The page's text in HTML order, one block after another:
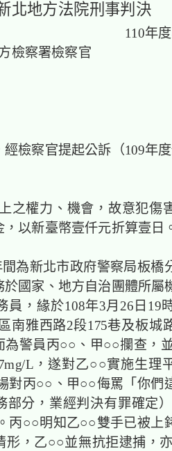
北地方法院刑事判決
110年
檢察署檢察官
經檢察官提起公訴（109年
之權力、機會，故意犯傷
以新臺幣壹仟元折算壹日
為新北市政府警察局板橋
於國家、地方自治團體所屬
員，緣於108年3月26日19
南雅西路2段175巷及板城
為警員丙○○、甲○○攔查，
L，遂對乙○○實施生理
對丙○○、甲○○侮罵「你們
部分，業經判決有罪確定
丙○○明知乙○○雙手已被上
形，乙○○並無抗拒逮捕，